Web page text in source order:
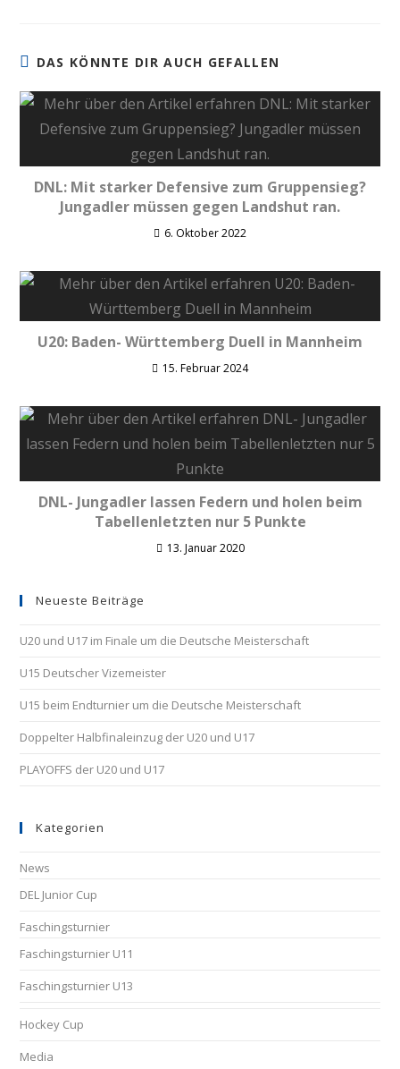
DAS KÖNNTE DIR AUCH GEFALLEN
DNL: Mit starker Defensive zum Gruppensieg?
Jungadler müssen gegen Landshut ran.
6. Oktober 2022
U20: Baden- Württemberg Duell in Mannheim
15. Februar 2024
DNL- Jungadler lassen Federn und holen beim
Tabellenletzten nur 5 Punkte
13. Januar 2020
Neueste Beiträge
U20 und U17 im Finale um die Deutsche Meisterschaft
U15 Deutscher Vizemeister
U15 beim Endturnier um die Deutsche Meisterschaft
Doppelter Halbfinaleinzug der U20 und U17
PLAYOFFS der U20 und U17
Kategorien
News
DEL Junior Cup
Faschingsturnier
Faschingsturnier U11
Faschingsturnier U13
Hockey Cup
Media